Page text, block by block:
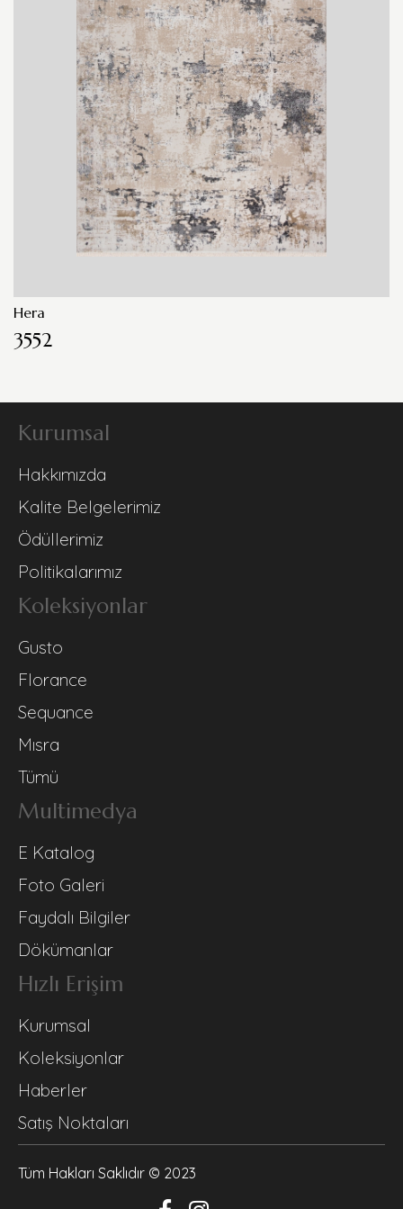
Hera
3552
Kurumsal
Hakkımızda
Kalite Belgelerimiz
Ödüllerimiz
Politikalarımız
Koleksiyonlar
Gusto
Florance
Sequance
Mısra
Tümü
Multimedya
E Katalog
Foto Galeri
Faydalı Bilgiler
Dökümanlar
Hızlı Erişim
Kurumsal
Koleksiyonlar
Haberler
Satış Noktaları
Tüm Hakları Saklıdır © 2023